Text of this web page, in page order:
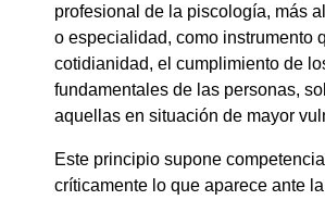
profesional de la piscología, más
o especialidad, como instrumento
cotidianidad, el cumplimiento de
fundamentales de las personas,
aquellas en situación de mayor
Este principio supone
críticamente lo que aparece ante